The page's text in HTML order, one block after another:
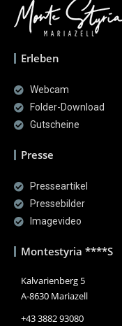
Erleben
Webcam
Folder-Download
Gutscheine
Presse
Presseartikel
Pressebilder
Imagevideo
Montestyria ****S
Kalvarienberg 5
A-8630 Mariazell
+43 3882 93080